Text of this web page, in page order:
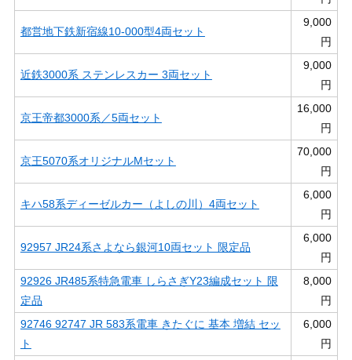
都営地下鉄新宿線10-000型4両セット
9,000
円
近鉄3000系 ステンレスカー 3両セット
9,000
円
京王帝都3000系／5両セット
16,000
円
京王5070系オリジナルMセット
70,000
円
キハ58系ディーゼルカー（よしの川）4両セット
6,000
円
92957 JR24系さよなら銀河10両セット 限定品
6,000
円
92926 JR485系特急電車 しらさぎY23編成セット 限
定品
8,000
円
92746 92747 JR 583系電車 きたぐに 基本 増結 セッ
ト
6,000
円